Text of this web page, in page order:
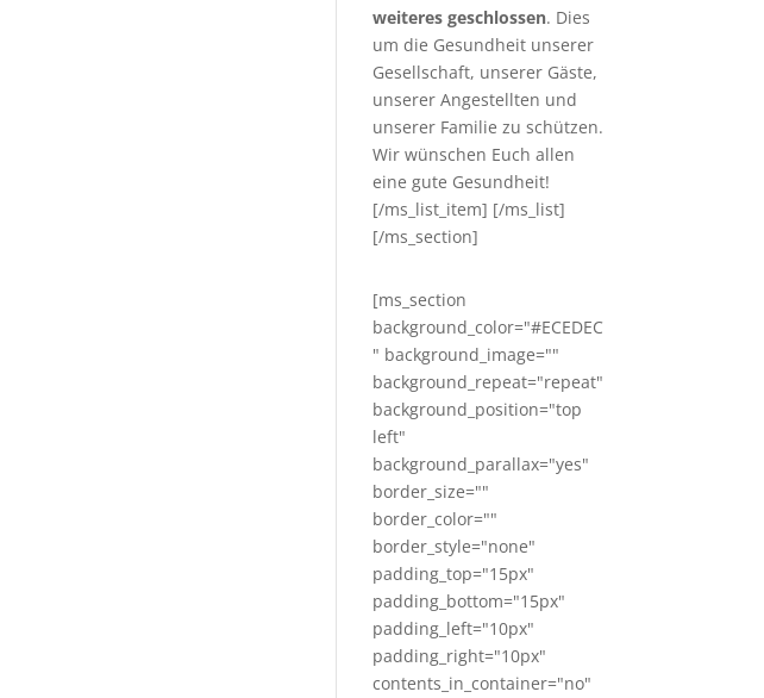
weiteres geschlossen. Dies
um die Gesundheit unserer
Gesellschaft, unserer Gäste,
unserer Angestellten und
unserer Familie zu schützen.
Wir wünschen Euch allen
eine gute Gesundheit!
[/ms_list_item] [/ms_list]
[/ms_section]
[ms_section
background_color="#ECEDEC
" background_image=""
background_repeat="repeat"
background_position="top
left"
background_parallax="yes"
border_size=""
border_color=""
border_style="none"
padding_top="15px"
padding_bottom="15px"
padding_left="10px"
padding_right="10px"
contents_in_container="no"